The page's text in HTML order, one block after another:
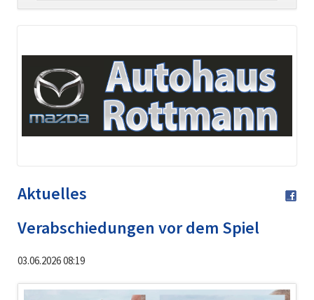
überspringen
Aktuelles
Verabschiedungen vor dem Spiel
03.06.2026 08:19